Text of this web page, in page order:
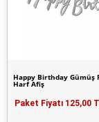
Happy Birthday Gümüş
Harf Afiş
Paket Fiyatı 125,00